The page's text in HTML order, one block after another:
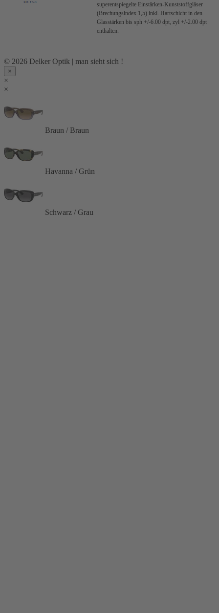
superentspiegelte Einstärken-Kunststoffgläser
(Brechungsindex 1,5) inkl. Hartschicht in den
Glasstärken bis sph +/-6.00 dpt, zyl +/-2.00 dpt
enthalten.
© 2026 Delker Optik | man sieht sich !
×
×
×
Braun / Braun
Havanna / Grün
Schwarz / Grau